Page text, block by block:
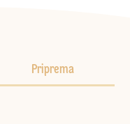
Priprema